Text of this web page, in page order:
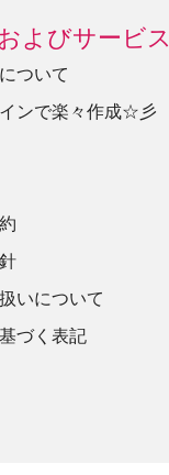
よびサービス
ついて
ンで楽々作成☆彡
いについて
づく表記